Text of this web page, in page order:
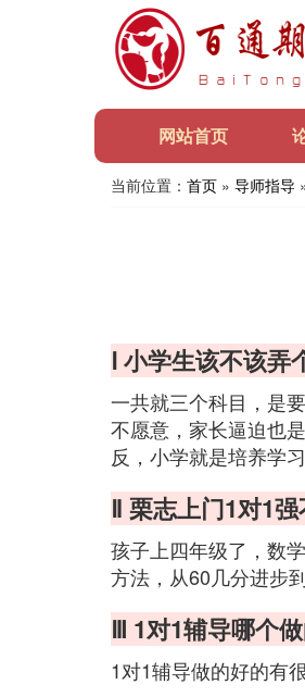
网站首页
当前位置： 首页 » 导师指导
Ⅰ 小学生该不该弄
一共就三个科目，是
不愿意，家长逼迫也
反，小学就是培养学
Ⅱ 栗志上门1对1
孩子上四年级了，数
方法，从60几分进步
Ⅲ 1对1辅导哪个
1对1辅导做的好的有